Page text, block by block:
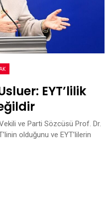
EYT’lilik
ve Parti Sözcüsü Prof. Dr.
olduğunu ve EYT’lilerin